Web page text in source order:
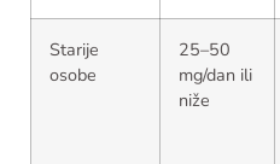
Starije
osobe
25–50
mg/dan ili
niže